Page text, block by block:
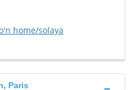
home/solaya
Paris